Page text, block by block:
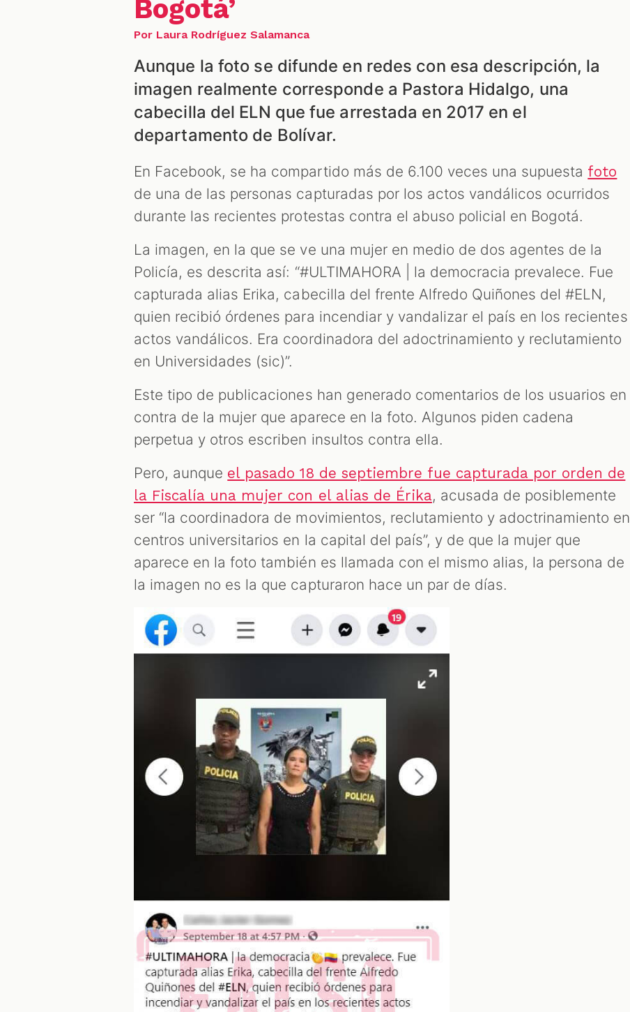
Bogotá’
Por Laura Rodríguez Salamanca
Aunque la foto se difunde en redes con esa descripción, la
imagen realmente corresponde a Pastora Hidalgo, una
cabecilla del ELN que fue arrestada en 2017 en el
departamento de Bolívar.
En Facebook, se ha compartido más de 6.100 veces una supuesta foto
de una de las personas capturadas por los actos vandálicos ocurridos
durante las recientes protestas contra el abuso policial en Bogotá.
La imagen, en la que se ve una mujer en medio de dos agentes de la
Policía, es descrita así: “#ULTIMAHORA | la democracia prevalece. Fue
capturada alias Erika, cabecilla del frente Alfredo Quiñones del #ELN,
quien recibió órdenes para incendiar y vandalizar el país en los recientes
actos vandálicos. Era coordinadora del adoctrinamiento y reclutamiento
en Universidades (sic)”.
Este tipo de publicaciones han generado comentarios de los usuarios en
contra de la mujer que aparece en la foto. Algunos piden cadena
perpetua y otros escriben insultos contra ella.
Pero, aunque el pasado 18 de septiembre fue capturada por orden de
la Fiscalía una mujer con el alias de Érika, acusada de posiblemente
ser “la coordinadora de movimientos, reclutamiento y adoctrinamiento en
centros universitarios en la capital del país”, y de que la mujer que
aparece en la foto también es llamada con el mismo alias, la persona de
la imagen no es la que capturaron hace un par de días.